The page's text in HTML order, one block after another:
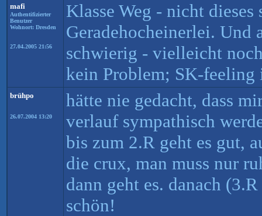
mafi
Authentifizierter
Benutzer
Wohnort: Dresden
27.04.2005 21:56
Klasse Weg - nicht dieses
Geradehocheinerlei. Und
schwierig - vielleicht
kein Problem; SK-feeling
brühpo
26.07.2004 13:20
hätte nie gedacht, dass
verlauf sympathisch
bis zum 2.R geht es gut,
die crux, man muss nur
dann geht es. danach
schön!